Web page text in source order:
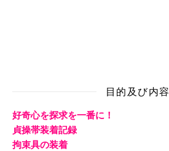
目的及び内容
好奇心を探求を一番に！
貞操帯装着記録
拘束具の装着